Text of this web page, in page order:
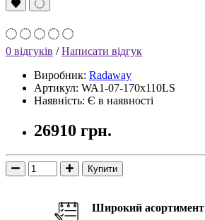
0 відгуків /Написати відгук
Виробник: Radaway
Артикул: WA1-07-170x110LS
Наявність: Є в наявності
26910 грн.
Купити
Широкий асортимент